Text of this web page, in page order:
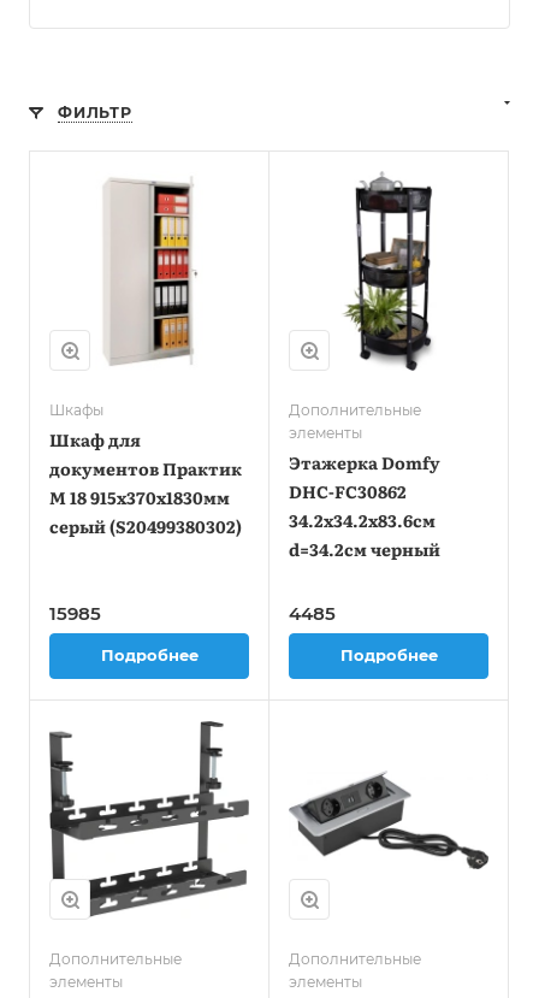
ФИЛЬТР
Шкафы
Шкаф для
документов Практик
M 18 915x370x1830мм
серый (S20499380302)
15985
Подробнее
Дополнительные
элементы
Этажерка Domfy
DHC-FC30862
34.2x34.2x83.6см
d=34.2см черный
4485
Подробнее
Дополнительные
элементы
Дополнительные
элементы